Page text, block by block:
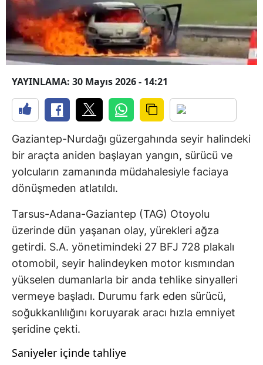
YAYINLAMA: 30 Mayıs 2026 - 14:21
Gaziantep-Nurdağı güzergahında seyir halindeki
bir araçta aniden başlayan yangın, sürücü ve
yolcuların zamanında müdahalesiyle faciaya
dönüşmeden atlatıldı.
Tarsus-Adana-Gaziantep (TAG) Otoyolu
üzerinde dün yaşanan olay, yürekleri ağza
getirdi. S.A. yönetimindeki 27 BFJ 728 plakalı
otomobil, seyir halindeyken motor kısmından
yükselen dumanlarla bir anda tehlike sinyalleri
vermeye başladı. Durumu fark eden sürücü,
soğukkanlılığını koruyarak aracı hızla emniyet
şeridine çekti.
Saniyeler içinde tahliye